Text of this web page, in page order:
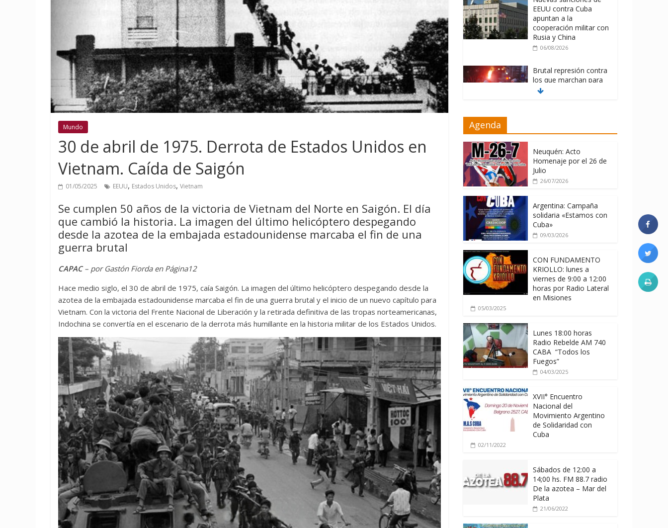
Mundo
30 de abril de 1975. Derrota de Estados Unidos en
Vietnam. Caída de Saigón
01/05/2025 EEUU, Estados Unidos, Vietnam
Se cumplen 50 años de la victoria de Vietnam del Norte en Saigón. El día
que cambió la historia. La imagen del último helicóptero despegando
desde la azotea de la embajada estadounidense marcaba el fin de una
guerra brutal
CAPAC– por Gastón Fiorda en Página12
Hace medio siglo, el 30 de abril de 1975, caía Saigón. La imagen del último helicóptero despegando desde la
azotea de la embajada estadounidense marcaba el fin de una guerra brutal y el inicio de un nuevo capítulo para
Vietnam. Con la victoria del Frente Nacional de Liberación y la retirada definitiva de las tropas norteamericanas,
Indochina se convertía en el escenario de la derrota más humillante en la historia militar de los Estados Unidos.
EEUU contra Cuba
apuntan a la
cooperación militar con
Rusia y China
06/08/2026
Brutal represión contra
los que marchan para
que no se venda la
La ONU condena
contra Cuba
06/08/2026
Agenda
Neuquén: Acto
Homenaje por el 26 de
Julio
26/07/2026
Argentina: Campaña
solidaria «Estamos con
Cuba»
09/03/2026
CON FUNDAMENTO
KRIOLLO: lunes a
viernes de 9:00 a 12:00
horas por Radio Lateral
en Misiones
05/03/2025
Lunes 18:00 horas
Radio Rebelde AM 740
CABA “Todos los
Fuegos”
04/03/2025
XVII° Encuentro
Nacional del
Movimiento Argentino
de Solidaridad con
Cuba
02/11/2022
Sábados de 12:00 a
14;00 hs. FM 88.7 radio
De la azotea – Mar del
Plata
21/06/2022